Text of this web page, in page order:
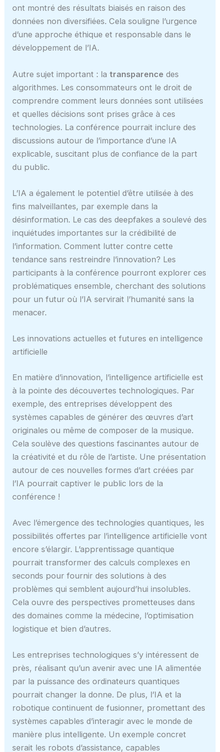
ont montré des résultats biaisés en raison des
données non diversifiées. Cela souligne l’urgence
d’une approche éthique et responsable dans le
développement de l’IA.
Autre sujet important : latransparence des
algorithmes. Les consommateurs ont le droit de
comprendre comment leurs données sont utilisées
et quelles décisions sont prises grâce à ces
technologies. La conférence pourrait inclure des
discussions autour de l’importance d’une IA
explicable, suscitant plus de confiance de la part
du public.
L’IA a également le potentiel d’être utilisée à des
fins malveillantes, par exemple dans la
désinformation. Le cas des deepfakes a soulevé des
inquiétudes importantes sur la crédibilité de
l’information. Comment lutter contre cette
tendance sans restreindre l’innovation? Les
participants à la conférence pourront explorer ces
problématiques ensemble, cherchant des solutions
pour un futur où l’IA servirait l’humanité sans la
menacer.
Les innovations actuelles et futures en intelligence
artificielle
En matière d’innovation, l’intelligence artificielle est
à la pointe des découvertes technologiques. Par
exemple, des entreprises développent des
systèmes capables de générer des œuvres d’art
originales ou même de composer de la musique.
Cela soulève des questions fascinantes autour de
la créativité et du rôle de l’artiste. Une présentation
autour de ces nouvelles formes d’art créées par
l’IA pourrait captiver le public lors de la
conférence !
Avec l’émergence des technologies quantiques, les
possibilités offertes par l’intelligence artificielle vont
encore s’élargir. L’apprentissage quantique
pourrait transformer des calculs complexes en
seconds pour fournir des solutions à des
problèmes qui semblent aujourd’hui insolubles.
Cela ouvre des perspectives prometteuses dans
des domaines comme la médecine, l’optimisation
logistique et bien d’autres.
Les entreprises technologiques s’y intéressent de
près, réalisant qu’un avenir avec une IA alimentée
par la puissance des ordinateurs quantiques
pourrait changer la donne. De plus, l’IA et la
robotique continuent de fusionner, promettant des
systèmes capables d’interagir avec le monde de
manière plus intelligente. Un exemple concret
serait les robots d’assistance, capables